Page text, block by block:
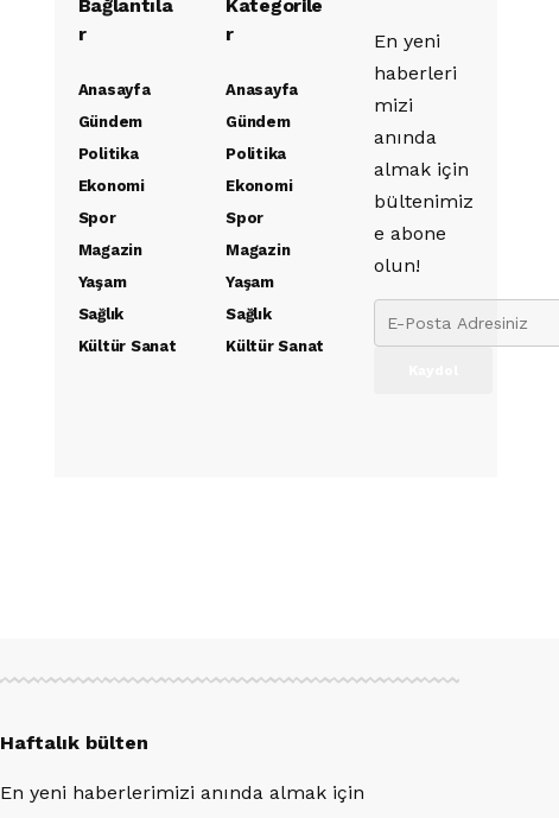
Bağlantıla
r
Anasayfa
Gündem
Politika
Ekonomi
Spor
Magazin
Yaşam
Sağlık
Kültür Sanat
Kategorile
r
Anasayfa
Gündem
Politika
Ekonomi
Spor
Magazin
Yaşam
Sağlık
Kültür Sanat
En yeni
haberleri
mizi
anında
almak için
bültenimiz
e abone
olun!
Haftalık bülten
En yeni haberlerimizi anında almak için